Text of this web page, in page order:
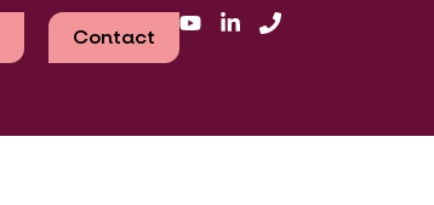
Contact